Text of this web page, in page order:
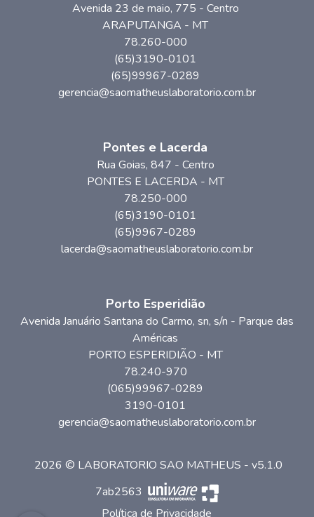
Avenida 23 de maio, 775 - Centro
ARAPUTANGA - MT
78.260-000
(65)3190-0101
(65)99967-0289
gerencia@saomatheuslaboratorio.com.br
Pontes e Lacerda
Rua Goias, 847 - Centro
PONTES E LACERDA - MT
78.250-000
(65)3190-0101
(65)9967-0289
lacerda@saomatheuslaboratorio.com.br
Porto Esperidião
Avenida Januário Santana do Carmo, sn, s/n - Parque das
Américas
PORTO ESPERIDIÃO - MT
78.240-970
(065)99967-0289
3190-0101
gerencia@saomatheuslaboratorio.com.br
2026 © LABORATORIO SAO MATHEUS - v5.1.0
7ab2563
Política de Privacidade